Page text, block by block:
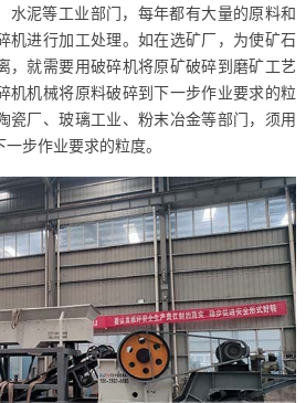
水泥等工业部门，每年都有大量的原料和
机进行加工处理。如在选矿厂，为使矿石
，就需要用破碎机将原矿破碎到磨矿工艺
机机械将原料破碎到下一步作业要求的粒
瓷厂、玻璃工业、粉末冶金等部门，须用
步作业要求的粒度。